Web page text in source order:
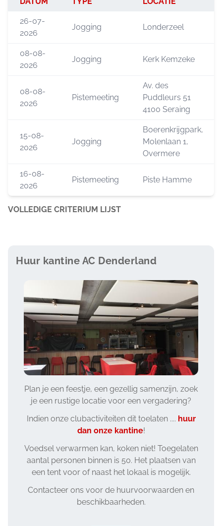
26-07-
2026
Jogging Londerzeel
08-08-
2026
Jogging Kerk Kemzeke
08-08-
2026
Pistemeeting
Av. des
Puddleurs 51
4100 Seraing
15-08-
2026
Jogging
Boerenkrijgpark,
Molenlaan 1,
Overmere
16-08-
2026
Pistemeeting Piste Hamme
VOLLEDIGE CRITERIUM LIJST
Huur kantine AC Denderland
Plan je een feestje, een gezellig samenzijn, zoek
je een rustige locatie voor een vergadering?
Indien onze clubactiviteiten dit toelaten .... huur
dan onze kantine!
Voedsel verwarmen kan, koken niet! Toegelaten
aantal personen binnen is 50. Het plaatsen van
een tent voor of naast het lokaal is mogelijk.
Contacteer ons voor de huurvoorwaarden en
beschikbaarheden.